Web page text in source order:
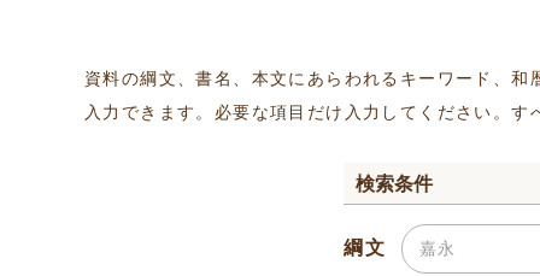
資料の綱文、書名、本文にあらわれるキーワード、
入力できます。必要な項目だけ入力してください。
検索条件
綱文